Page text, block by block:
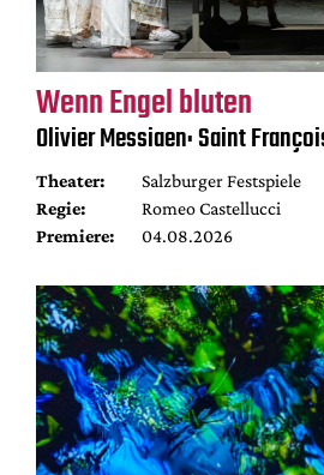
Wenn Engel bluten
Olivier Messiaen: Saint
Theater:
Salzburger Festspiele
Regie:
Romeo Castellucci
Premiere:
04.08.2026